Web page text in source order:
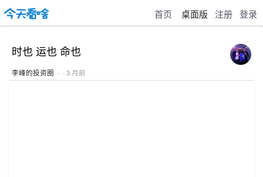
首页 桌面版 注册 登录
时也 运也 命也
李峰的投资圈 · · 3 月前